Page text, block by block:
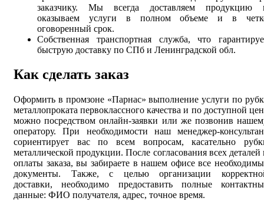
заказчику. Мы всегда доставляем продукцию
оказываем услуги в полном объеме и в
оговоренный срок.
Собственная транспортная служба, что
быструю доставку по СПб и Ленинградской обл.
Как сделать заказ
Оформить в промзоне «Парнас» выполнение услуги по
металлопроката первоклассного качества и по доступной
можно посредством онлайн-заявки или же позвонив
оператору. При необходимости наш менеджер-
сориентирует вас по всем вопросам, касательно
металлической продукции. После согласования всех деталей
оплаты заказа, вы забираете в нашем офисе все
документы. Также, с целью организации
доставки, необходимо предоставить полные
данные: ФИО получателя, адрес, точное время.